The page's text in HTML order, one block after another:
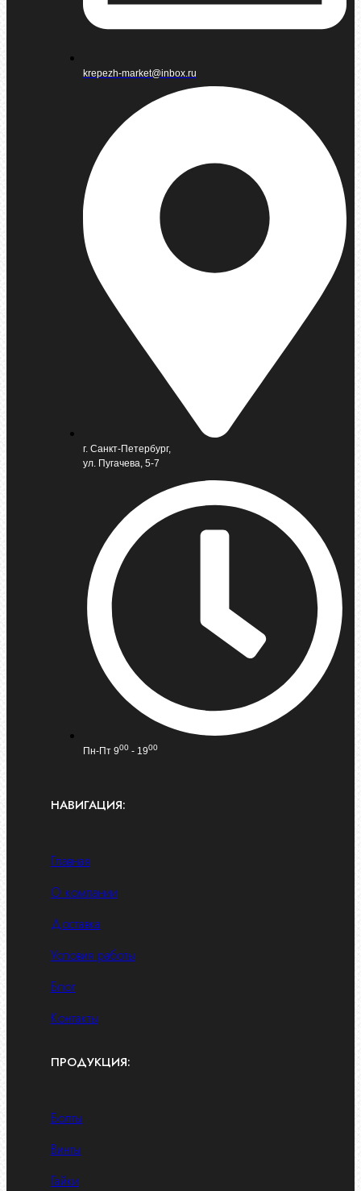
krepezh-market@inbox.ru
г. Санкт-Петербург,
ул. Пугачева, 5-7
Пн-Пт 900 - 1900
НАВИГАЦИЯ:
Главная
О компании
Доставка
Условия работы
Блог
Контакты
ПРОДУКЦИЯ:
Болты
Винты
Гайки